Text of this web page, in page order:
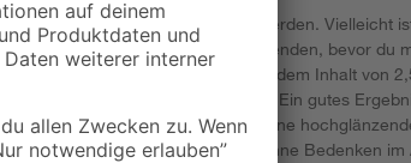
in vielen Bereichen verwendet werden. Vielleicht
Eine Grundierung solltest du verwenden, bevor du
Gmbh arbeitest. Du kannst mit dem Inhalt von
Flächen bis zu 12 m² behandeln. Ein gutes
bei 2 Anstrichen. So schaffst du eine
und UV-beständig, sodass du es ohne Bedenken